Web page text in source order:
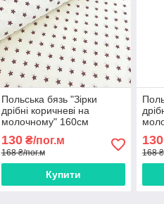
Польська бязь "Зірки
дрібні коричневі на
молочному" 160см
130₴/пог.м
168 ₴/пог.м
Купити
130
168